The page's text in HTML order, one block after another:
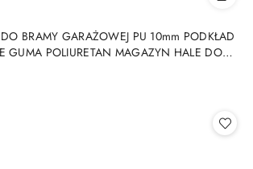
BRAMY GARAŻOWEJ PU 10mm PODKŁAD
GUMA POLIURETAN MAGAZYN HALE DO